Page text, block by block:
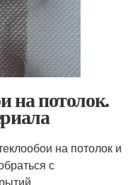
на потолок.
на потолок и
с